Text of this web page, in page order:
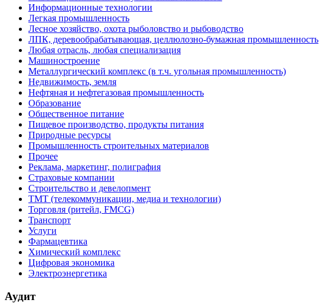
Информационные технологии
Легкая промышленность
Лесное хозяйство, охота рыболовство и рыбоводство
ЛПК, деревообрабатывающая, целлюлозно-бумажная промышленность
Любая отрасль, любая специализация
Машиностроение
Металлургический комплекс (в т.ч. угольная промышленность)
Недвижимость, земля
Нефтяная и нефтегазовая промышленность
Образование
Общественное питание
Пищевое производство, продукты питания
Природные ресурсы
Промышленность строительных материалов
Прочее
Реклама, маркетинг, полиграфия
Страховые компании
Строительство и девелопмент
ТМТ (телекоммуникации, медиа и технологии)
Торговля (ритейл, FMCG)
Транспорт
Услуги
Фармацевтика
Химический комплекс
Цифровая экономика
Электроэнергетика
Аудит